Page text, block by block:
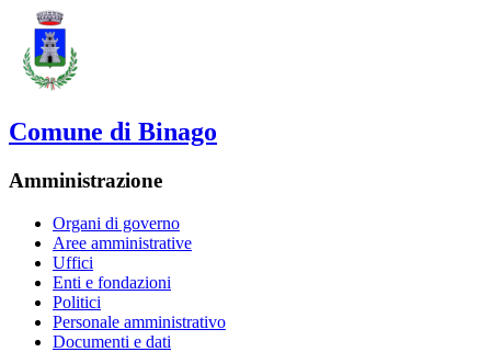
Comune di Binago
Amministrazione
Organi di governo
Aree amministrative
Uffici
Enti e fondazioni
Politici
Personale amministrativo
Documenti e dati